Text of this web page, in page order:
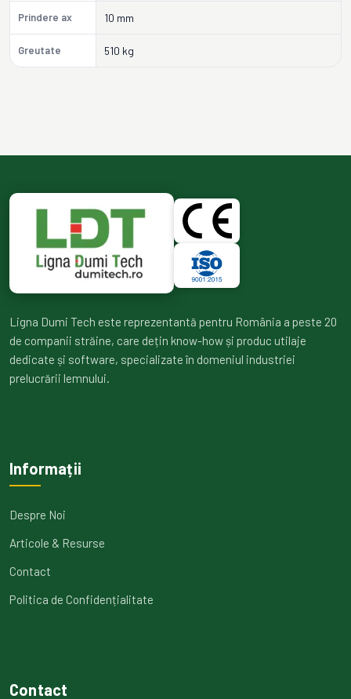
Prindere ax 10 mm
Greutate 510 kg
Ligna Dumi Tech este reprezentantă pentru România a peste 20
de companii străine, care dețin know-how și produc utilaje
dedicate și software, specializate în domeniul industriei
prelucrării lemnului.
Informații
Despre Noi
Articole & Resurse
Contact
Politica de Confidențialitate
Contact